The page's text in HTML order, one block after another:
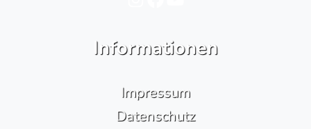
Informationen
Impressum
Datenschutz